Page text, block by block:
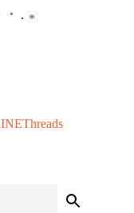
ﾟ・ *
Threads